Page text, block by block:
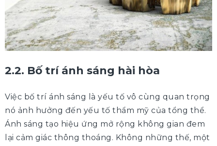
2.2. Bố trí ánh sáng hài hòa
Việc bố trí ánh sáng là yếu tố vô cùng quan trọng
nó ảnh hưởng đến yếu tố thẩm mỹ của tổng thể.
Ánh sáng tạo hiệu ứng mở rộng không gian đem
lại cảm giác thông thoáng. Không những thế, một